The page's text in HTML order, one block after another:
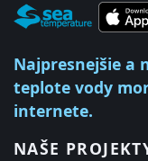
Najpresnejšie a
teplote vody
internete.
NAŠE